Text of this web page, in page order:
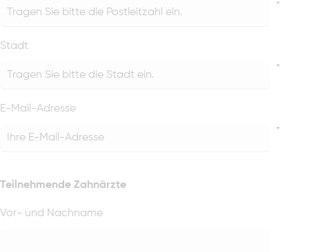
*
Stadt
*
E-Mail-Adresse
*
Teilnehmende Zahnärzte
Vor- und Nachname